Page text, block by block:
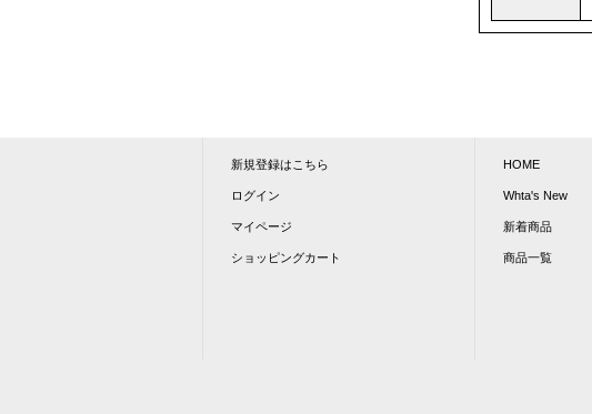
新規登録はこちら
ログイン
マイページ
ショッピングカート
HOME
Whta's New
新着商品
商品一覧